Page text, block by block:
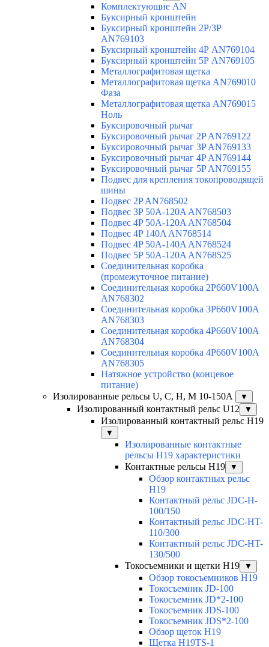
Комплектующие AN
Буксирный кронштейн
Буксирный кронштейн 2Р/3Р
AN769103
Буксирный кронштейн 4Р AN769104
Буксирный кронштейн 5Р AN769105
Металлографитовая щетка
Металлографитовая щетка AN769010
Фаза
Металлографитовая щетка AN769015
Ноль
Буксировочный рычаг
Буксировочный рычаг 2P AN769122
Буксировочный рычаг 3P AN769133
Буксировочный рычаг 4P AN769144
Буксировочный рычаг 5P AN769155
Подвес для крепления токопроводящей
шины
Подвес 2P AN768502
Подвес 3P 50A-120A AN768503
Подвес 4P 50A-120A AN768504
Подвес 4P 140A AN768514
Подвес 4P 50A-140A AN768524
Подвес 5P 50A-120A AN768525
Соединительная коробка
(промежуточное питание)
Соединительная коробка 2P660V100A
AN768302
Соединительная коробка 3P660V100A
AN768303
Соединительная коробка 4P660V100A
AN768304
Соединительная коробка 4P660V100A
AN768305
Натяжное устройство (концевое
питание)
Изолированные рельсы U, C, H, M 10-150А
▼
Изолированный контактный рельс U12 ▼
Изолированный контактный рельс Н19
▼
Изолированные контактные
рельсы Н19 характеристики
Контактные рельсы H19
▼
Обзор контактных рельс
H19
Контактный рельс JDC-H-
100/150
Контактный рельс JDC-HT-
110/300
Контактный рельс JDC-HT-
130/500
Токосъемники и щетки H19
▼
Обзор токосъемников H19
Токосъемник JD-100
Токосъемник JD*2-100
Токосъемник JDS-100
Токосъемник JDS*2-100
Обзор щеток H19
Щетка H19TS-1